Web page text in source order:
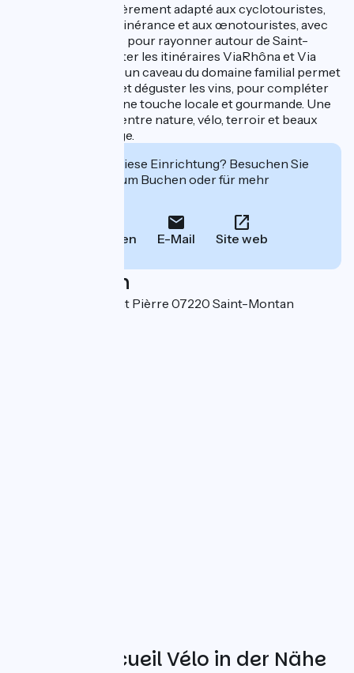
Le lieu est particulièrement adapté aux cyclotouristes,
aux voyageurs en itinérance et aux œnotouristes, avec
une situation idéale pour rayonner autour de Saint-
Montan et emprunter les itinéraires ViaRhôna et Via
Montani. Sur place, un caveau du domaine familial permet
aussi de découvrir et déguster les vins, pour compléter
l’expérience avec une touche locale et gourmande. Une
halte chaleureuse, entre nature, vélo, terroir et beaux
moments de partage.
Interessiert Sie diese Einrichtung? Besuchen Sie
deren Website zum Buchen oder für mehr
Anrufen E-Mail Site web
Localisation
135 Chemin de Saint Pièrre 07220 Saint-Montan
Weitere Accueil Vélo in der Nähe